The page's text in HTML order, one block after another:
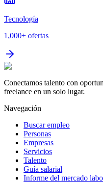
Tecnología
1,000+ ofertas
Conectamos talento con
freelance en un solo lugar.
Navegación
Buscar empleo
Personas
Empresas
Servicios
Talento
Guía salarial
Informe del mercado